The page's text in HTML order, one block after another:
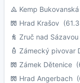
Kemp
Hrad Krašov
Zruč nad Sázavou
Zámecký pivovar
Zámek Dětenice
Hrad Angerbach